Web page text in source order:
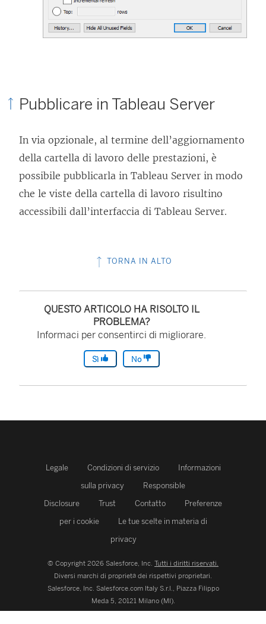
Pubblicare in Tableau Server
In via opzionale, al termine dell’aggiornamento
della cartella di lavoro delle prestazioni, è
possibile pubblicarla in Tableau Server in modo
che le viste della cartella di lavoro risultino
accessibili dall’interfaccia di Tableau Server.
TORNA IN ALTO
QUESTO ARTICOLO HA RISOLTO IL
PROBLEMA?
Informaci per consentirci di migliorare.
Sì No
Legale Condizioni di servizio
Informazioni
sulla privacy
Responsible
Disclosure
Trust Contatto
Preferenze
per i cookie
Le tue scelte in materia di
privacy
© Copyright 2026 Salesforce, Inc. Tutti i diritti riservati.
Diversi marchi di proprietà dei rispettivi proprietari.
Salesforce, Inc. Salesforce.com Italy S.r.l., Piazza Filippo
Meda 5, 20121 Milano (MI).